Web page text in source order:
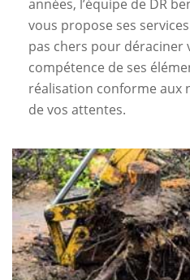
années, l’équipe de DR
vous propose ses
pas chers pour déraciner
compétence de ses
réalisation conforme aux
de vos attentes.